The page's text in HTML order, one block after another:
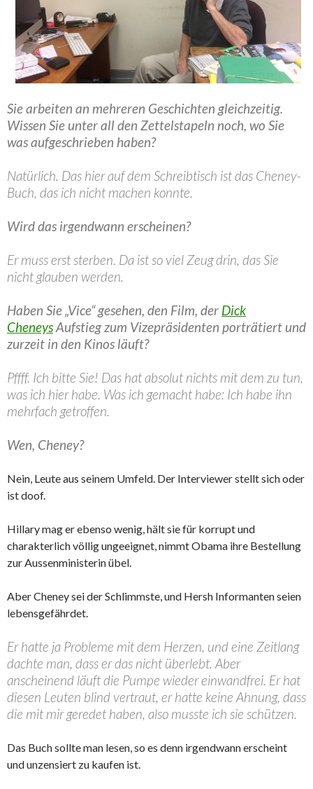
Sie arbeiten an mehreren Geschichten gleichzeitig.
Wissen Sie unter all den Zettelstapeln noch, wo Sie
was aufgeschrieben haben?
Natürlich. Das hier auf dem Schreibtisch ist das Cheney-
Buch, das ich nicht machen konnte.
Wird das irgendwann erscheinen?
Er muss erst sterben. Da ist so viel Zeug drin, das Sie
nicht glauben werden.
Haben Sie „Vice“ gesehen, den Film, der Dick
CheneysAufstieg zum Vizepräsidenten porträtiert und
zurzeit in den Kinos läuft?
Pffff. Ich bitte Sie! Das hat absolut nichts mit dem zu tun,
was ich hier habe. Was ich gemacht habe: Ich habe ihn
mehrfach getroffen.
Wen, Cheney?
Nein, Leute aus seinem Umfeld. Der Interviewer stellt sich oder
ist doof.
Hillary mag er ebenso wenig, hält sie für korrupt und
charakterlich völlig ungeeignet, nimmt Obama ihre Bestellung
zur Aussenministerin übel.
Aber Cheney sei der Schlimmste, und Hersh Informanten seien
lebensgefährdet.
Er hatte ja Probleme mit dem Herzen, und eine Zeitlang
dachte man, dass er das nicht überlebt. Aber
anscheinend läuft die Pumpe wieder einwandfrei. Er hat
diesen Leuten blind vertraut, er hatte keine Ahnung, dass
die mit mir geredet haben, also musste ich sie schützen.
Das Buch sollte man lesen, so es denn irgendwann erscheint
und unzensiert zu kaufen ist.